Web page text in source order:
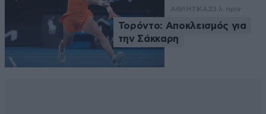
ΑΘΛΗΤΙΚΑ23 λ. πριν
Τορόντο: Αποκλεισμός για
την Σάκκαρη